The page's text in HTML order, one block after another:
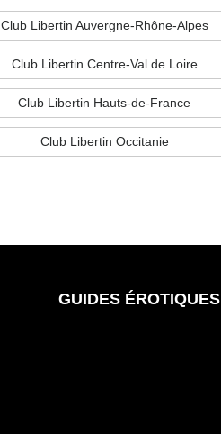
Club Libertin Auvergne-Rhône-Alpes
Club Libertin Centre-Val de Loire
Club Libertin Hauts-de-France
Club Libertin Occitanie
GUIDES ÉROTIQUES